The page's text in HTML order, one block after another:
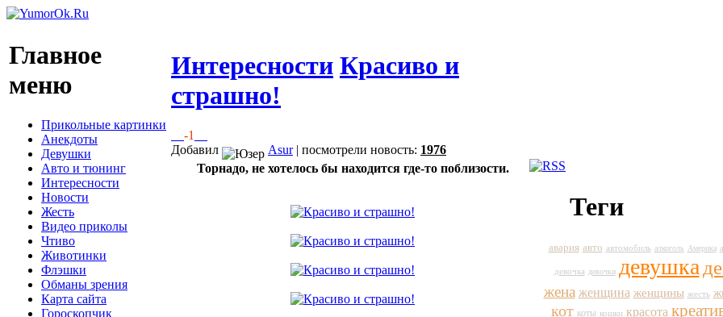
Главное
меню
Прикольные картинки
Анекдоты
Девушки
Авто и тюнинг
Интересности
Новости
Жесть
Видео приколы
Чтиво
Животинки
Флэшки
Обманы зрения
Карта сайта
Гороскопчик
Интересности Красиво и
страшно!
-1
Добавил
Asur| посмотрели новость: 1976
Торнадо, не хотелось бы находится где-то поблизости.
Теги
авария авто автомобиль алкоголь Америка
девочка девочки девушка
жена женщина женщины жесть
кот коты кошки красота